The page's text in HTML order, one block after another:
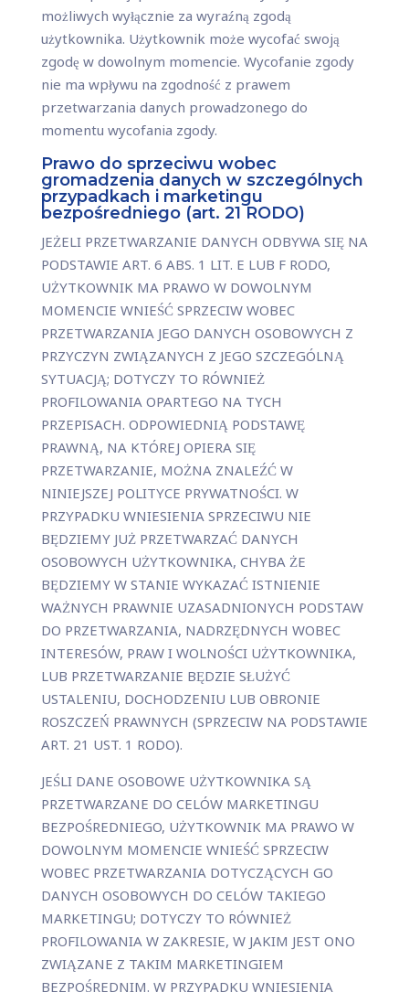
możliwych wyłącznie za wyraźną zgodą
użytkownika. Użytkownik może wycofać swoją
zgodę w dowolnym momencie. Wycofanie zgody
nie ma wpływu na zgodność z prawem
przetwarzania danych prowadzonego do
momentu wycofania zgody.
Prawo do sprzeciwu wobec
gromadzenia danych w szczególnych
przypadkach i marketingu
bezpośredniego (art. 21 RODO)
JEŻELI PRZETWARZANIE DANYCH ODBYWA SIĘ NA
PODSTAWIE ART. 6 ABS. 1 LIT. E LUB F RODO,
UŻYTKOWNIK MA PRAWO W DOWOLNYM
MOMENCIE WNIEŚĆ SPRZECIW WOBEC
PRZETWARZANIA JEGO DANYCH OSOBOWYCH Z
PRZYCZYN ZWIĄZANYCH Z JEGO SZCZEGÓLNĄ
SYTUACJĄ; DOTYCZY TO RÓWNIEŻ
PROFILOWANIA OPARTEGO NA TYCH
PRZEPISACH. ODPOWIEDNIĄ PODSTAWĘ
PRAWNĄ, NA KTÓREJ OPIERA SIĘ
PRZETWARZANIE, MOŻNA ZNALEŹĆ W
NINIEJSZEJ POLITYCE PRYWATNOŚCI. W
PRZYPADKU WNIESIENIA SPRZECIWU NIE
BĘDZIEMY JUŻ PRZETWARZAĆ DANYCH
OSOBOWYCH UŻYTKOWNIKA, CHYBA ŻE
BĘDZIEMY W STANIE WYKAZAĆ ISTNIENIE
WAŻNYCH PRAWNIE UZASADNIONYCH PODSTAW
DO PRZETWARZANIA, NADRZĘDNYCH WOBEC
INTERESÓW, PRAW I WOLNOŚCI UŻYTKOWNIKA,
LUB PRZETWARZANIE BĘDZIE SŁUŻYĆ
USTALENIU, DOCHODZENIU LUB OBRONIE
ROSZCZEŃ PRAWNYCH (SPRZECIW NA PODSTAWIE
ART. 21 UST. 1 RODO).
JEŚLI DANE OSOBOWE UŻYTKOWNIKA SĄ
PRZETWARZANE DO CELÓW MARKETINGU
BEZPOŚREDNIEGO, UŻYTKOWNIK MA PRAWO W
DOWOLNYM MOMENCIE WNIEŚĆ SPRZECIW
WOBEC PRZETWARZANIA DOTYCZĄCYCH GO
DANYCH OSOBOWYCH DO CELÓW TAKIEGO
MARKETINGU; DOTYCZY TO RÓWNIEŻ
PROFILOWANIA W ZAKRESIE, W JAKIM JEST ONO
ZWIĄZANE Z TAKIM MARKETINGIEM
BEZPOŚREDNIM. W PRZYPADKU WNIESIENIA